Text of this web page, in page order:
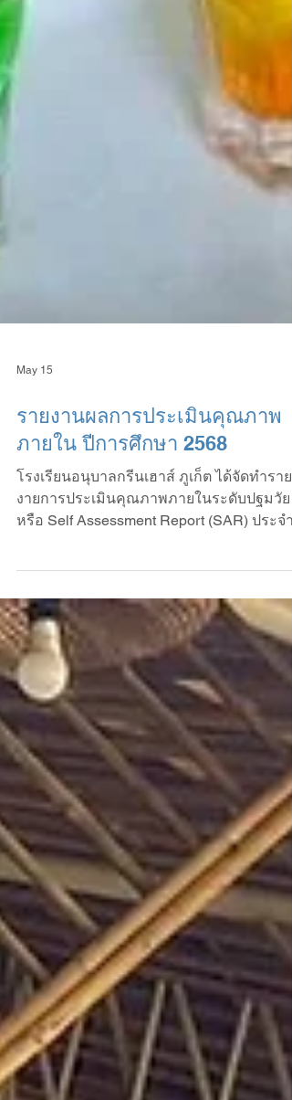
May 15
รายงานผลการประเมินคุณภาพ
ภายใน ปีการศึกษา 2568
โรงเรียนอนุบาลกรีนเฮาส์ ภูเก็ต ได้จัดทำราย
หรือ Self Assessment Report (SAR) ประจำ
ด้านที่ 1: คุณภาพผู้เรียน ผลการประเมิน
คุณภาพที่ได้ ยอดเยี่ยม ร้อยละ 100 ด้านที่ 2:
กระบวนการบริหารจัดการ ผลการประเมิน
คุณภาพที่ได้ ยอดเยี่ยม 5 / 5 ด้านที่ 3:
กระบวนการจัดการเรียนการสอนที่เน้นผู้เรียน
เป็นสำคัญ ผลการประเมินคุณภาพที่ได้ ยอด
เยี่ยม ร้อยละ 100